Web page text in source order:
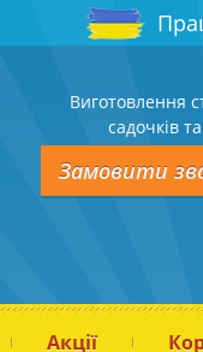
Виготовлення
садочків
Замовити
Акції